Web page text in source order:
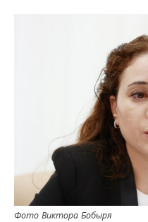
Фото Виктора Бобыря